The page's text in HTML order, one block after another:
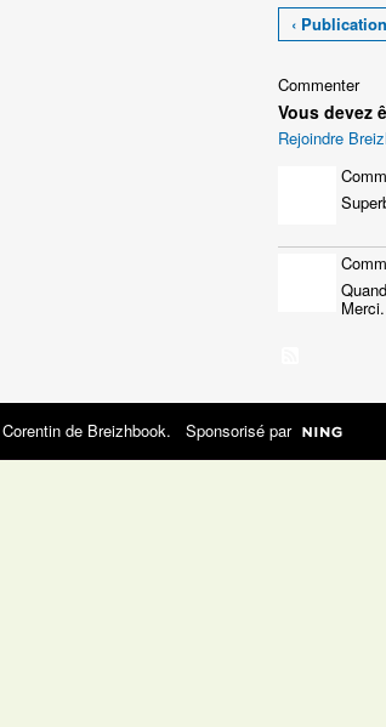
‹
Commenter
Vous devez
Rejoindre
Merci.
Corentin de Breizhbook. Sponsorisé par